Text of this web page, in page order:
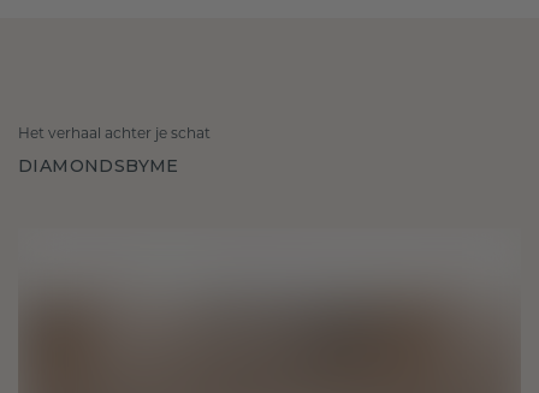
Het verhaal achter je schat
DIAMONDSBYME